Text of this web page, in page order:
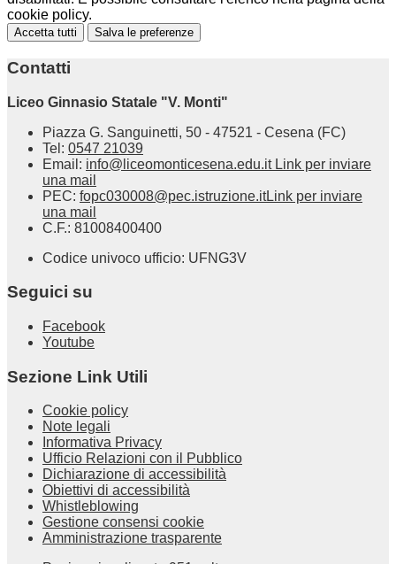
cookie policy.
Accetta tutti Salva le preferenze
Contatti
Liceo Ginnasio Statale "V. Monti"
Piazza G. Sanguinetti, 50 - 47521 - Cesena (FC)
Tel: 0547 21039
Email: info@liceomonticesena.edu.it Link per inviare
una mail
PEC: fopc030008@pec.istruzione.itLink per inviare
una mail
C.F.: 81008400400
Codice univoco ufficio: UFNG3V
Seguici su
Facebook
Youtube
Sezione Link Utili
Cookie policy
Note legali
Informativa Privacy
Ufficio Relazioni con il Pubblico
Dichiarazione di accessibilità
Obiettivi di accessibilità
Whistleblowing
Gestione consensi cookie
Amministrazione trasparente